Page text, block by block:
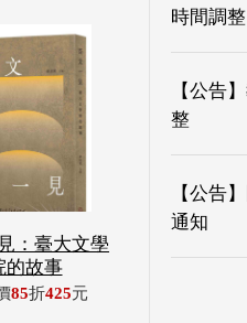
：臺大文學
的故事
85折425元
時間調整
【公告
整
【公告
通知